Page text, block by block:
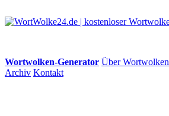
Wortwolken-Generator Über Wortwolken
Archiv Kontakt